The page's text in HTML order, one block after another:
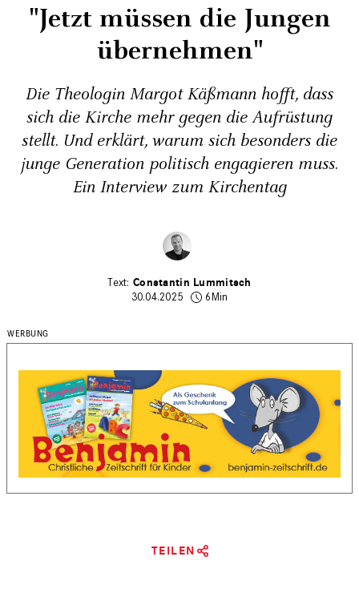
"Jetzt müssen die Jungen
übernehmen"
Die Theologin Margot Käßmann hofft, dass
sich die Kirche mehr gegen die Aufrüstung
stellt. Und erklärt, warum sich besonders die
junge Generation politisch engagieren muss.
Ein Interview zum Kirchentag
Constantin Lummitsch
30.04.2025
6Min
TEILEN